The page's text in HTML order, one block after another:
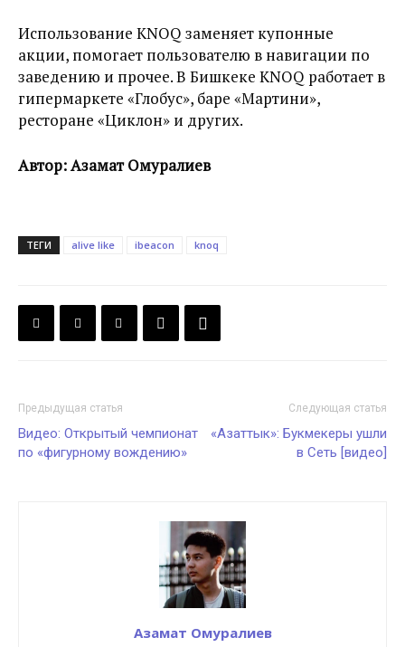
Использование KNOQ заменяет купонные
акции, помогает пользователю в навигации по
заведению и прочее. В Бишкеке KNOQ работает в
гипермаркете «Глобус», баре «Мартини»,
ресторане «Циклон» и других.
Автор: Азамат Омуралиев
ТЕГИ alive like ibeacon knoq
Предыдущая статья
Видео: Открытый чемпионат
по «фигурному вождению»
Следующая статья
«Азаттык»: Букмекеры ушли
в Сеть [видео]
Азамат Омуралиев